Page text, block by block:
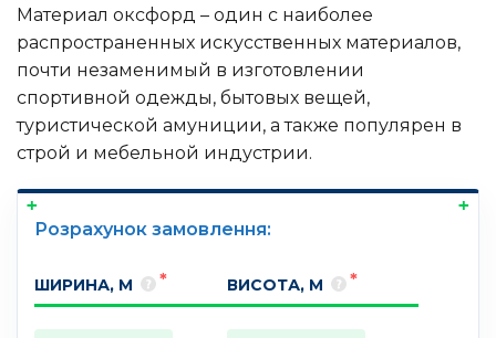
Материал оксфорд – один с наиболее
распространенных искусственных материалов,
почти незаменимый в изготовлении
спортивной одежды, бытовых вещей,
туристической амуниции, а также популярен в
строй и мебельной индустрии.
Розрахунок замовлення:
ШИРИНА, М ВИСОТА, М